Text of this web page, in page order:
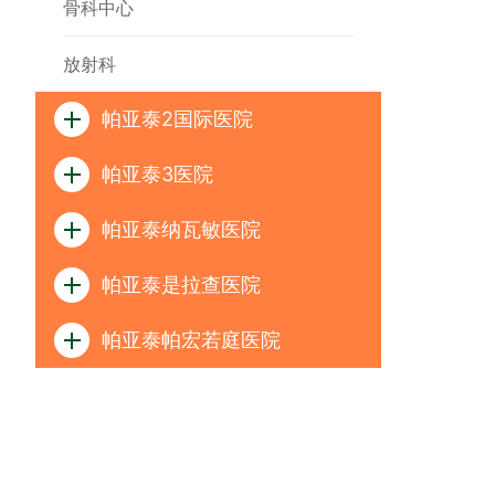
骨科中心
放射科
帕亚泰2国际医院
帕亚泰3医院
帕亚泰纳瓦敏医院
帕亚泰是拉查医院
帕亚泰帕宏若庭医院